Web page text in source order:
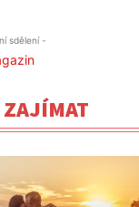
sdělení -
ZAJÍMAT